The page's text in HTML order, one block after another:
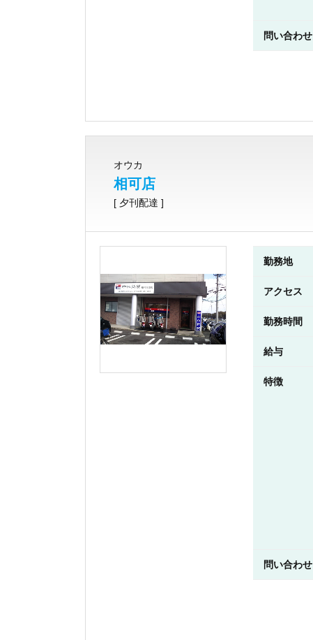
問い合わせ
オウカ
相可店
[ 夕刊配達 ]
勤務地
アクセス
勤務時間
給与
特徴
問い合わせ